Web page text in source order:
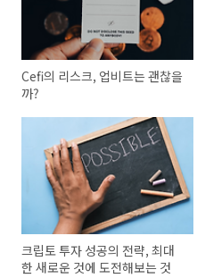
Cefi의 리스크, 업비트는 괜찮을
까?
크립토 투자 성공의 전략, 최대
한 새로운 것에 도전해보는 것